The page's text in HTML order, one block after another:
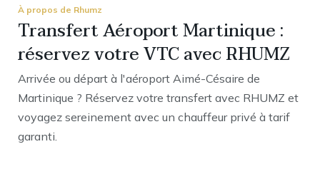
À propos de Rhumz
Transfert Aéroport Martinique :
réservez votre VTC avec RHUMZ
Arrivée ou départ à l'aéroport Aimé-Césaire de
Martinique ? Réservez votre transfert avec RHUMZ et
voyagez sereinement avec un chauffeur privé à tarif
garanti.